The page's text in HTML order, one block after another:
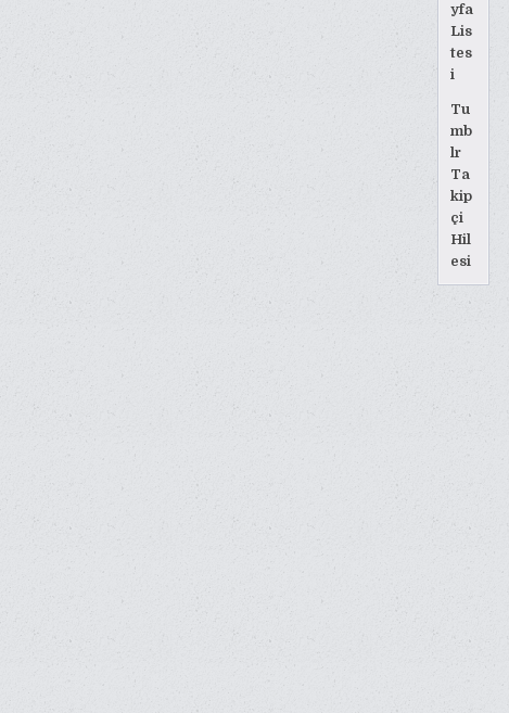
yfa
Lis
tes
i
Tu
mb
lr
Ta
kip
çi
Hil
esi